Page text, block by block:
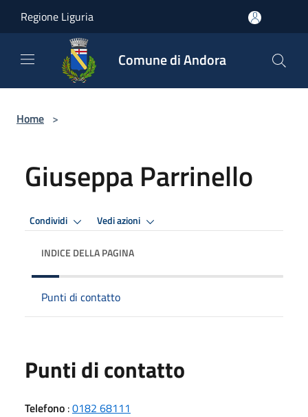
Regione Liguria
Comune di Andora
Home >
Giuseppa Parrinello
Condividi Vedi azioni
INDICE DELLA PAGINA
Punti di contatto
Punti di contatto
Telefono :0182 68111